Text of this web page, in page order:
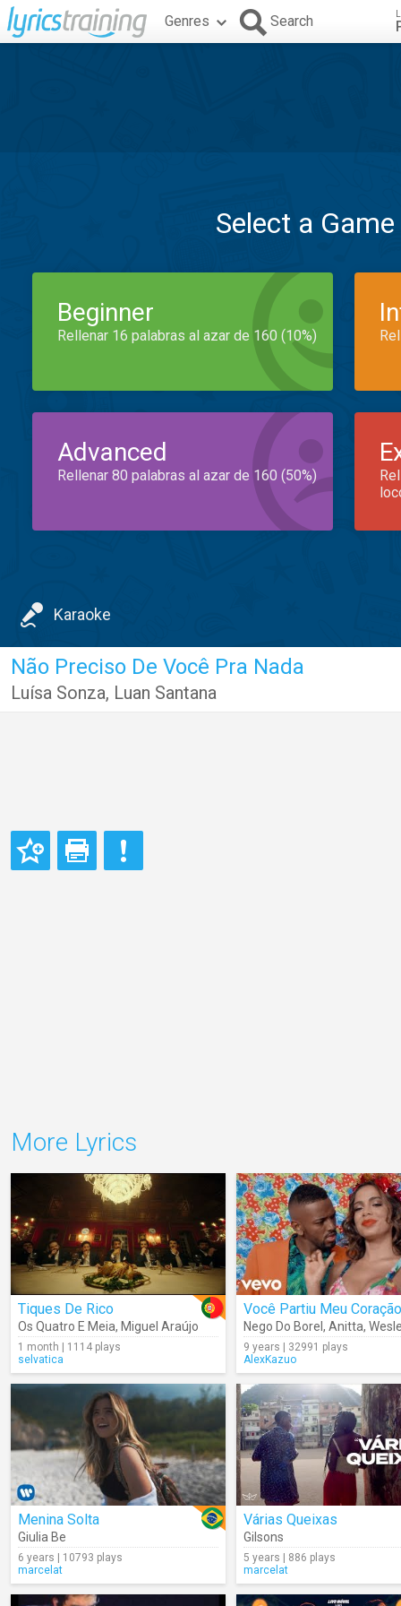
Genres Search
Select a
Beginner
Rellenar 16 palabras al azar de 160 (10%)
Advanced
Rellenar 80 palabras al azar de 160 (50%)
Karaoke
Não Preciso De Você Pra Nada
Luísa Sonza, Luan Santana
More Lyrics
Tiques De Rico
Os Quatro E Meia, Miguel Araújo
1 month | 1114 plays
selvatica
Você Partiu Meu Coração
Nego Do Borel , Anitta, Wesley
9 years | 32991 plays
AlexKazuo
Menina Solta
Giulia Be
6 years | 10793 plays
marcelat
Várias Queixas
Gilsons
5 years | 886 plays
marcelat